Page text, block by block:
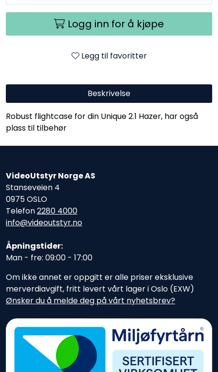
Logg inn for å kjøpe
Legg til favoritter
Beskrivelse
Robust flightcase for din Unique 2.1 Hazer, har også
plass til tilbehør
VideoUtstyr Norge AS
Stanseveien 4
0975 OSLO
Telefon2280 4000
info@videoutstyr.no
Åpningstider:
Man - fre: 09:00 - 17:00
Om ikke annet er oppgitt er alle priser eksklusive
merverdiavgift, fritt levert vårt lager i Oslo (EXW)
Ønsker du å melde deg på vårt nyhetsbrev?